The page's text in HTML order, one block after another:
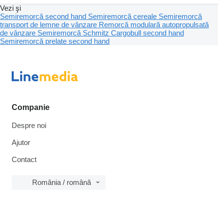
Vezi şi
Semiremorcă second hand Semiremorcă cereale Semiremorcă
transport de lemne de vânzare Remorcă modulară autopropulsată
de vânzare Semiremorcă Schmitz Cargobull second hand
Semiremorcă prelate second hand
Companie
Despre noi
Ajutor
Contact
România / română